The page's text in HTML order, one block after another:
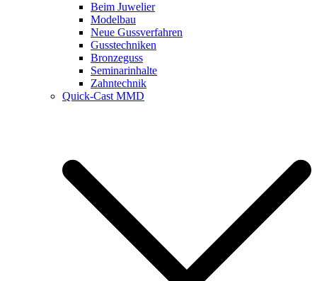
Beim Juwelier
Modelbau
Neue Gussverfahren
Gusstechniken
Bronzeguss
Seminarinhalte
Zahntechnik
Quick-Cast MMD